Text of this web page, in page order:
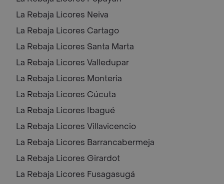
La Rebaja Licores Neiva
La Rebaja Licores Cartago
La Rebaja Licores Santa Marta
La Rebaja Licores Valledupar
La Rebaja Licores Monteria
La Rebaja Licores Cúcuta
La Rebaja Licores Ibagué
La Rebaja Licores Villavicencio
La Rebaja Licores Barrancabermeja
La Rebaja Licores Girardot
La Rebaja Licores Fusagasugá